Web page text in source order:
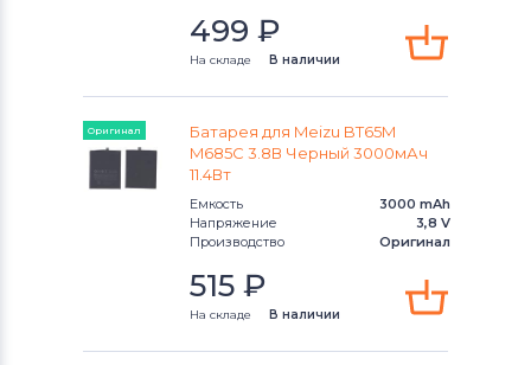
Аккумуляторы для смартфонов
Qtek
Аккумуляторы для смартфонов
Cameron Sino
Аккумуляторы для смартфонов
499 ₽
На складе В наличии
Оригинал
Батарея для Meizu BT65M
M685C 3.8В Черный 3000мАч
11.4Вт
Емкость
3000 mAh
Напряжение
3,8 V
Производство
Оригинал
515 ₽
На складе В наличии